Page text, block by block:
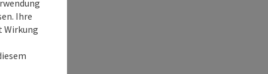
Ihre
Wirkung